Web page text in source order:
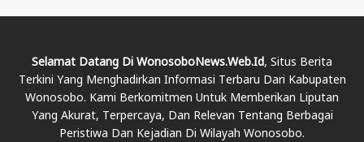
Selamat Datang Di WonosoboNews.web.id, Situs Berita
Terkini Yang Menghadirkan Informasi Terbaru Dari Kabupaten
Wonosobo. Kami Berkomitmen Untuk Memberikan Liputan
Yang Akurat, Terpercaya, Dan Relevan Tentang Berbagai
Peristiwa Dan Kejadian Di Wilayah Wonosobo.